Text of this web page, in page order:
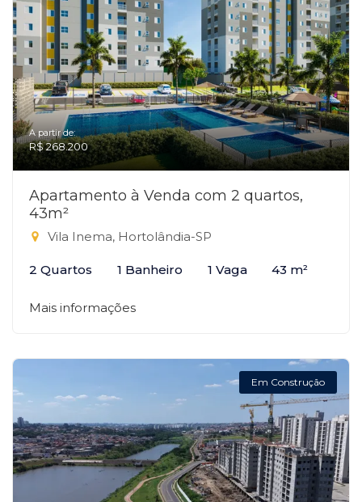
A partir de:
R$ 268.200
Apartamento à Venda com 2 quartos,
43m²
Vila Inema, Hortolândia-SP
2 Quartos 1 Banheiro 1 Vaga 43 m²
Mais informações
Em Construção